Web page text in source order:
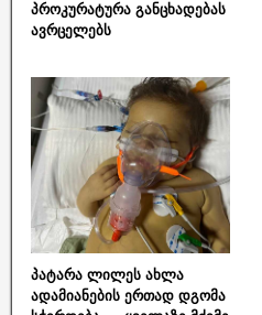
პროკურატურა განცხადებას
ავრცელებს
პატარა ლილეს ახლა
ადამიანების ერთად დგომა